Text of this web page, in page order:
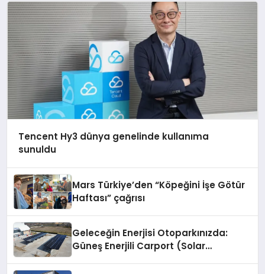
Tencent Hy3 dünya genelinde kullanıma
sunuldu
Mars Türkiye’den “Köpeğini İşe Götür
Haftası” çağrısı
Geleceğin Enerjisi Otoparkınızda:
Güneş Enerjili Carport (Solar